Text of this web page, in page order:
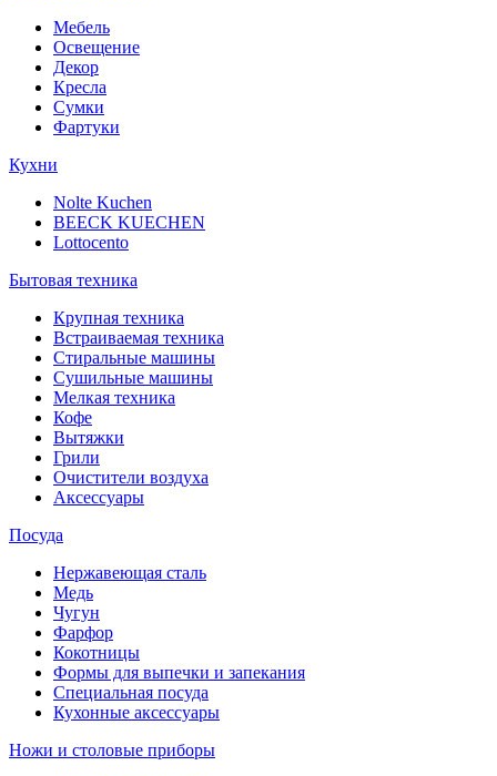
Мебель
Освещение
Декор
Кресла
Сумки
Фартуки
Кухни
Nolte Kuchen
BEECK KUECHEN
Lottocento
Бытовая техника
Крупная техника
Встраиваемая техника
Стиральные машины
Сушильные машины
Мелкая техника
Кофе
Вытяжки
Грили
Очистители воздуха
Аксессуары
Посуда
Нержавеющая сталь
Медь
Чугун
Фарфор
Кокотницы
Формы для выпечки и запекания
Специальная посуда
Кухонные аксессуары
Ножи и столовые приборы